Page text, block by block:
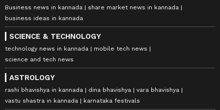
Business news in kannada
share market news in kannada
business ideas in kannada
SCIENCE & TECHNOLOGY
technology news in kannada
mobile tech news
science and tech news
ASTROLOGY
rashi bhavishya in kannada dina bhavishya
vara bhavishya
vastu shastra in kannada
karnataka festivals